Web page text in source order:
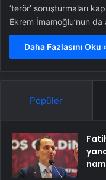
‘terör’ soruşturmaları
Ekrem İmamoğlu’nun
Daha Fazlasını Oku
Popüler